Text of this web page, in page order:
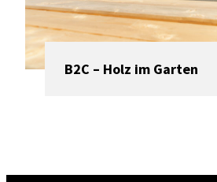
B2C – Holz im Garten